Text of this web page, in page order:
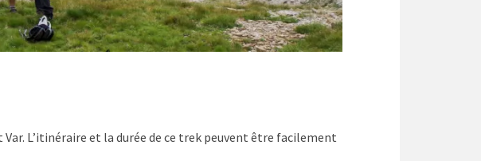
L’itinéraire et la durée de ce trek peuvent être facilement